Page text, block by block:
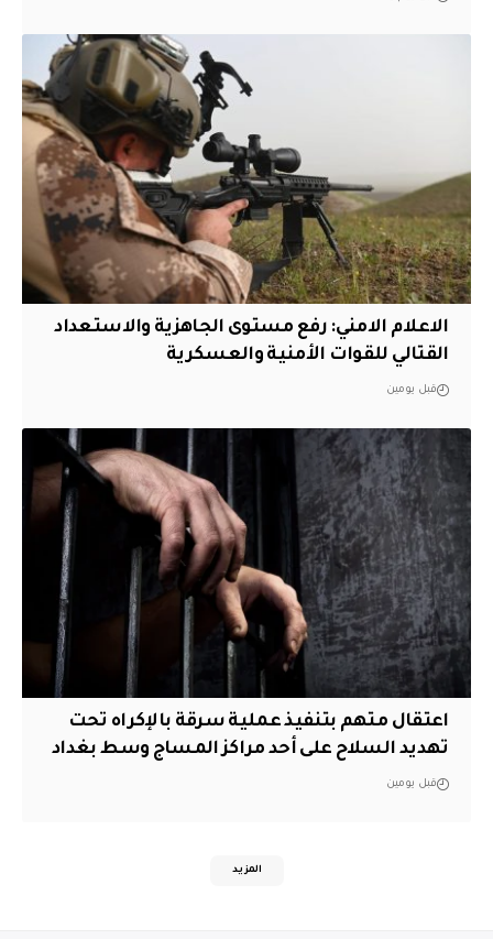
الاعلام الامني: رفع مستوى الجاهزية والاستعداد
القتالي للقوات الأمنية والعسكرية
قبل يومين
اعتقال متهم بتنفيذ عملية سرقة بالإكراه تحت
تهديد السلاح على أحد مراكز المساج وسط بغداد
قبل يومين
المزيد